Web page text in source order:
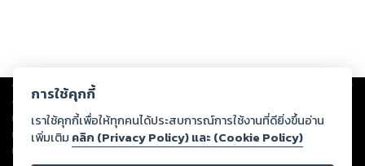
Copyright © 2026
ต่อผลงานหรือเนื้อหาใดที่อัปโหลดผ่านเว็บไซต์และปรากฏว่าละเมิดสิทธิใน
ทรัพย์สินทางปัญญาของบุคคลอื่นหรือขัดต่อกฎหมายและศีลธรรม ดังนั้น ผู้อ่าน
ทุกท่านโปรดใช้วิจารณญาณในการกลั่นกรองด้วยตนเอง และหากท่านพบว่าส่วน
หนึ่งส่วนใดขัดต่อกฎหมายและศีลธรรม กรุณาแจ้งมายังบริษัท เพื่อทีมงานจะได้
การใช้คุกกี้
เราใช้คุกกี้เพื่อให้ทุกคนได้ประสบการณ์การใช้งานที่ดียิ่งขึ้นอ่าน
เพิ่มเติม คลิก (Privacy Policy) และ (Cookie Policy)